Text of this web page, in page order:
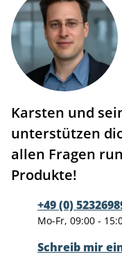
Karsten und
unterstützen
allen Fragen
Produkte!
+49 (0)
Mo-Fr, 09:00 -
Schreib mir